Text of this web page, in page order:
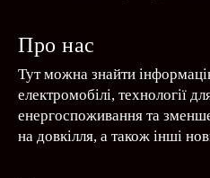
Про нас
Тут можна знайти
електромобілі, технології
енергоспоживання та
на довкілля, а також інші